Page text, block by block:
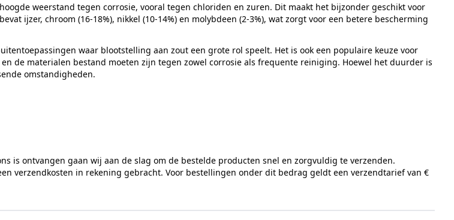
weerstand tegen corrosie, vooral tegen chloriden en zuren. Dit maakt het bijzonder geschikt voor
ijzer, chroom (16-18%), nikkel (10-14%) en molybdeen (2-3%), wat zorgt voor een betere bescherming
waar blootstelling aan zout een grote rol speelt. Het is ook een populaire keuze voor
de materialen bestand moeten zijn tegen zowel corrosie als frequente reiniging. Hoewel het duurder is
omstandigheden.
is ontvangen gaan wij aan de slag om de bestelde producten snel en zorgvuldig te verzenden.
verzendkosten in rekening gebracht. Voor bestellingen onder dit bedrag geldt een verzendtarief van €